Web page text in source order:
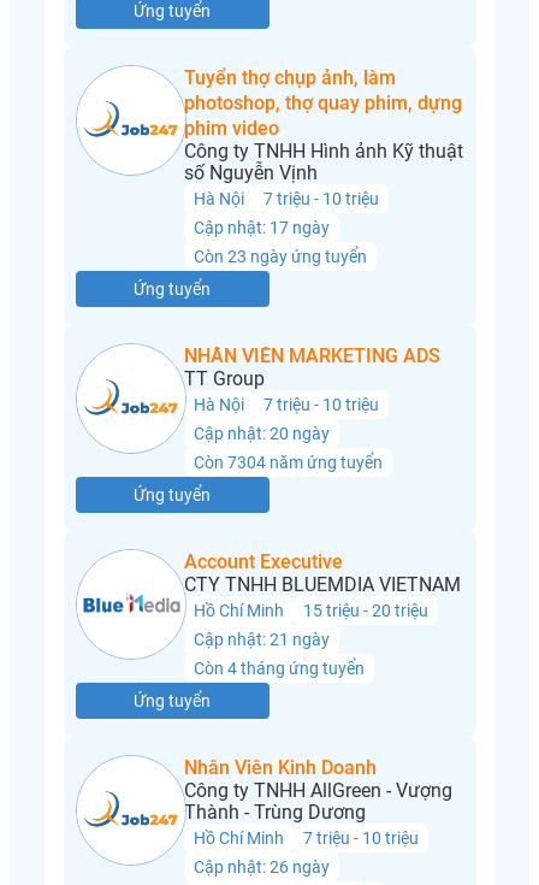
Ứng tuyển
Tuyển thợ chụp ảnh, làm
photoshop, thợ quay phim, dựng
phim video
Công ty TNHH Hình ảnh Kỹ thuật
số Nguyễn Vịnh
Hà Nội
7 triệu - 10 triệu
Cập nhật: 17 ngày
Còn 23 ngày ứng tuyển
Ứng tuyển
NHÂN VIÊN MARKETING ADS
TT Group
Hà Nội
7 triệu - 10 triệu
Cập nhật: 20 ngày
Còn 7304 năm ứng tuyển
Ứng tuyển
Account Executive
CTY TNHH BLUEMDIA VIETNAM
Hồ Chí Minh
15 triệu - 20 triệu
Cập nhật: 21 ngày
Còn 4 tháng ứng tuyển
Ứng tuyển
Nhân Viên Kinh Doanh
Công ty TNHH AllGreen - Vượng
Thành - Trùng Dương
Hồ Chí Minh
7 triệu - 10 triệu
Cập nhật: 26 ngày